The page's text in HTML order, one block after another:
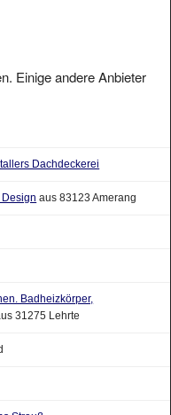
Einige andere Anbieter
Dachdeckerei
aus 83123 Amerang
Badheizkörper,
31275 Lehrte